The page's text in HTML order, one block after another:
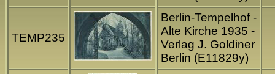
TEMP235
Berlin-Tempelhof -
Alte Kirche 1935 -
Verlag J. Goldiner
Berlin (E11829y)